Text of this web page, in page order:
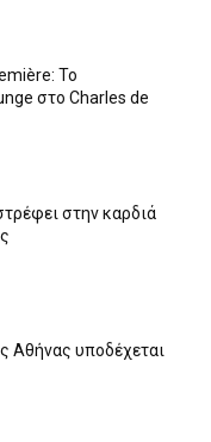
Το
στο Charles de
στην καρδιά
Αθήνας υποδέχεται